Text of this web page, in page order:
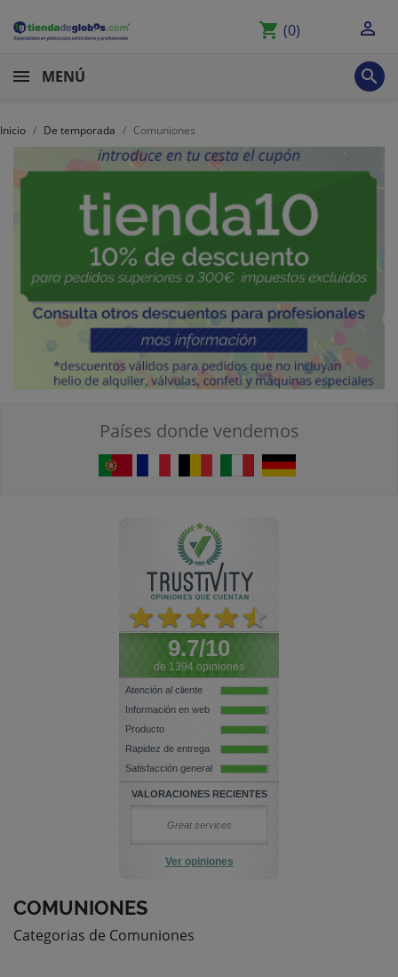
shopping_cart (0) 
MENÚ 
Inicio De temporada Comuniones
Países donde vendemos
9.7/10
de 1394 opiniones
Atención al cliente
Información en web
Producto
Rapidez de entrega
Satisfacción general
VALORACIONES RECIENTES
Great services
Ver opiniones
COMUNIONES
Categorias de Comuniones